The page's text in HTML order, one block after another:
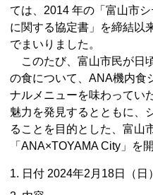
ては、2014 年の「富山市
に関する協定書」を締結以
でまいりました。
このたび、富山市民が日
の食について、ANA機内食
ナルメニューを味わってい
魅力を発見するとともに、
ることを目的とした、富山
「ANA×TOYAMA City」を
1. 日付 2024年2月18日（日）